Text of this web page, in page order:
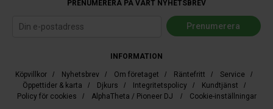
PRENUMERERA PÅ VÅRT NYHETSBREV
INFORMATION
Köpvillkor / Nyhetsbrev / Om företaget / Räntefritt / Service /
Öppettider & karta / Djkurs / Integritetspolicy / Kundtjänst /
Policy för cookies / AlphaTheta / Pioneer DJ / Cookie-inställningar